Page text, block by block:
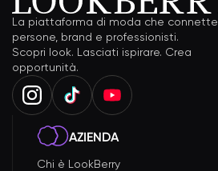
La piattaforma di moda che connette
persone, brand e professionisti.
Scopri look. Lasciati ispirare. Crea
opportunità.
AZIENDA
Chi è LookBerry